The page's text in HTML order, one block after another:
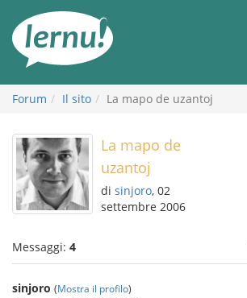
all’indice
Forum Il sito La mapo de uzantoj
La mapo de
uzantoj
di sinjoro, 02
settembre 2006
Messaggi: 4
sinjoro (Mostra il profilo)